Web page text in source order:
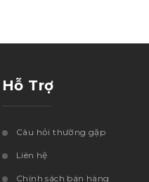
Hỗ Trợ
Câu hỏi thường gặp
Liên hệ
Chính sách bán hàng